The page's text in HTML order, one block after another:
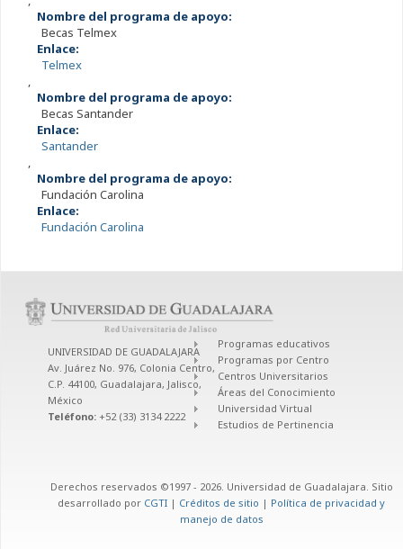
Nombre del programa de apoyo:
Becas Telmex
Enlace:
Telmex
,
Nombre del programa de apoyo:
Becas Santander
Enlace:
Santander
,
Nombre del programa de apoyo:
Fundación Carolina
Enlace:
Fundación Carolina
UNIVERSIDAD DE GUADALAJARA
Av. Juárez No. 976, Colonia Centro,
C.P. 44100, Guadalajara, Jalisco,
México
Teléfono: +52 (33) 3134 2222
Programas educativos
Programas por Centro
Centros Universitarios
Áreas del Conocimiento
Universidad Virtual
Estudios de Pertinencia
Derechos reservados ©1997 - 2026. Universidad de Guadalajara. Sitio
desarrollado por CGTI | Créditos de sitio | Política de privacidad y
manejo de datos